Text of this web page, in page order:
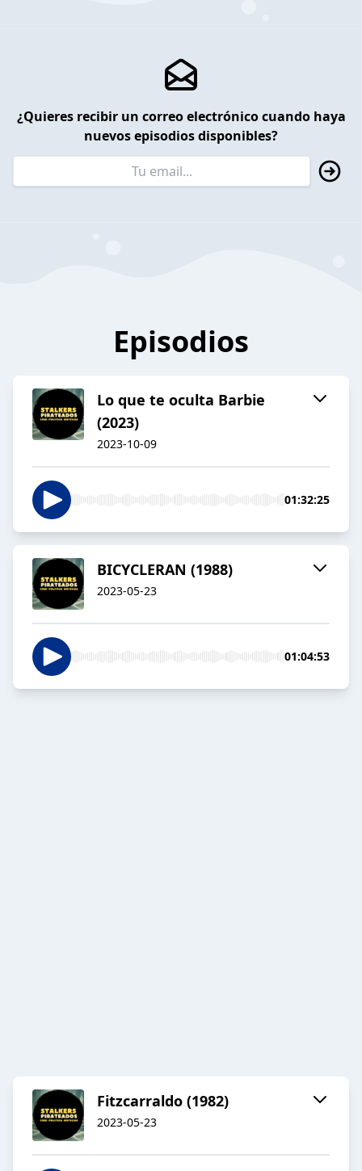
¿Quieres recibir un correo electrónico cuando haya
nuevos episodios disponibles?
Episodios
Lo que te oculta Barbie
(2023)
2023-10-09
01:32:25
BICYCLERAN (1988)
2023-05-23
01:04:53
Fitzcarraldo (1982)
2023-05-23